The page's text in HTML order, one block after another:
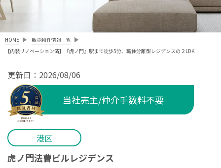
HOME
販売物件情報一覧
【内装リノベーション済】『虎ノ門』駅まで徒歩5分、職住分離型レジデンスの２LDK
当社売主/仲介手数料不要
港区
更新日：2026/08/06
虎ノ門法曹ビルレジデンス